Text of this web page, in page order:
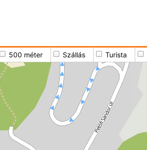
500 méter Szállás Turista